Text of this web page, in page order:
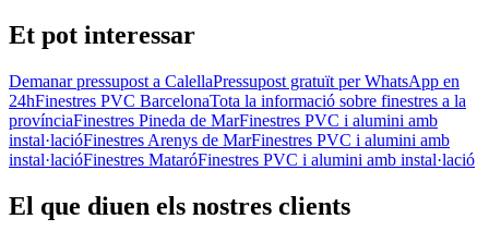
Et pot interessar
Demanar pressupost a CalellaPressupost gratuït per WhatsApp en
24hFinestres PVC BarcelonaTota la informació sobre finestres a la
provínciaFinestres Pineda de MarFinestres PVC i alumini amb
instal·lacióFinestres Arenys de MarFinestres PVC i alumini amb
instal·lacióFinestres MataróFinestres PVC i alumini amb instal·lació
El que diuen els nostres clients